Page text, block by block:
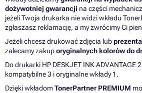
dożywotniej gwarancji na części
jeżeli Twoja drukarka nie widzi wkładu
zgłaszasz reklamację, a my zwrócimy Ci
Jeżeli chcesz drukować zdjęcia lub
zalecamy zakuporyginalnych kolorów do
Do drukarki HP DESKJET INK ADVANTAGE
kompatybilne 3 i oryginalne wkłady 1.
Dzięki wkładomTonerPartner PREMIUM